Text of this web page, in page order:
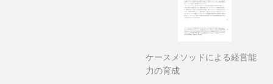
ケースメソッドによる経営能
力の育成